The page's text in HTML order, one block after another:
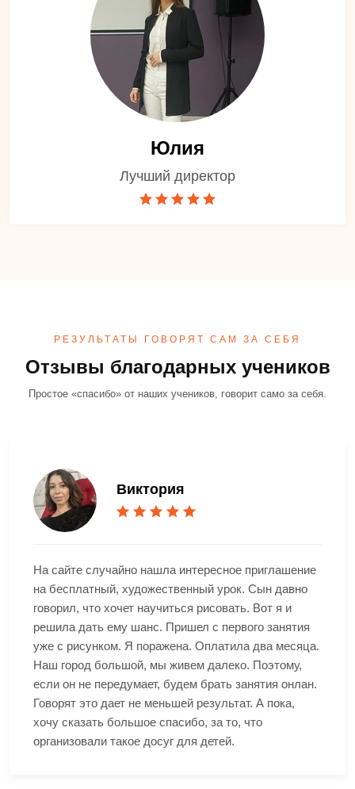
Юлия
Лучший директор
РЕЗУЛЬТАТЫ ГОВОРЯТ САМ ЗА СЕБЯ
Отзывы благодарных учеников
Простое «спасибо» от наших учеников, говорит само за себя.
Виктория
На сайте случайно нашла интересное приглашение
на бесплатный, художественный урок. Сын давно
говорил, что хочет научиться рисовать. Вот я и
решила дать ему шанс. Пришел с первого занятия
уже с рисунком. Я поражена. Оплатила два месяца.
Наш город большой, мы живем далеко. Поэтому,
если он не передумает, будем брать занятия онлан.
Говорят это дает не меньшей результат. А пока,
хочу сказать большое спасибо, за то, что
организовали такое досуг для детей.